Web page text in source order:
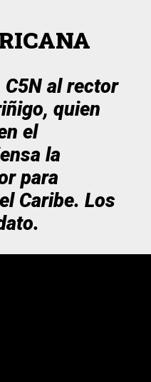
al rector
quien
el
la
para
Caribe. Los